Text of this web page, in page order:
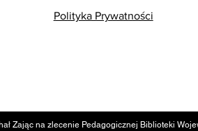
Polityka Prywatności
Zając na zlecenie Pedagogicznej Biblioteki